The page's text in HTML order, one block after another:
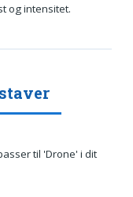
og intensitet.
til 'Drone' i dit